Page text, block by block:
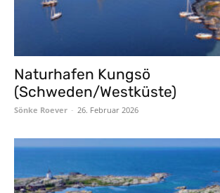
Naturhafen Kungsö
(Schweden/Westküste)
Sönke Roever - 26. Februar 2026